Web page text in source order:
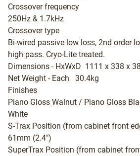
Crossover frequency
250Hz & 1.7kHz
Crossover type
Bi-wired passive low loss, 2nd order
high pass. Cryo-Lite treated.
Dimensions - HxWxD 1111 x 338 x
Net Weight - Each 30.4kg
Finishes
Piano Gloss Walnut / Piano Gloss
White
S-Trax Position (from cabinet front
61mm (2.4")
SuperTrax Position (from cabinet